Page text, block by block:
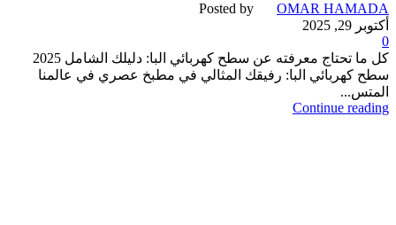
Posted by
OMAR HAMADA
أكتوبر 29, 2025
0
كل ما تحتاج معرفته عن سطح كهربائي البا: دليلك الشامل 2025
سطح كهربائي البا: رفيقك المثالي في مطبخ عصري في عالمنا
المتس...
Continue reading